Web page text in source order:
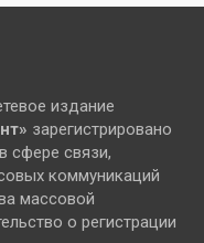
издание
зарегистрировано
сфере связи,
коммуникаций
массовой
о регистрации